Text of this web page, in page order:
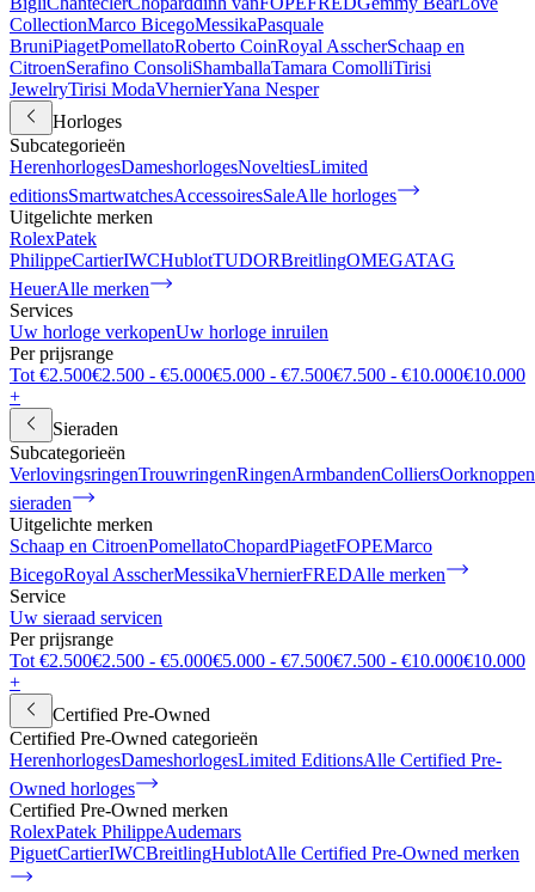
CollectionMarco BicegoMessikaPasquale
BruniPiagetPomellatoRoberto CoinRoyal AsscherSchaap en
CitroenSerafino ConsoliShamballaTamara ComolliTirisi
JewelryTirisi ModaVhernierYana Nesper
Horloges
Subcategorieën
HerenhorlogesDameshorlogesNoveltiesLimited
editionsSmartwatchesAccessoiresSaleAlle horloges
Uitgelichte merken
RolexPatek
PhilippeCartierIWCHublotTUDORBreitlingOMEGATAG
HeuerAlle merken
Services
Uw horloge verkopenUw horloge inruilen
Per prijsrange
Tot €2.500€2.500 - €5.000€5.000 - €7.500€7.500 - €10.000€10.000
+
Sieraden
Subcategorieën
VerlovingsringenTrouwringenRingenArmbandenColliersOorknoppen
sieraden
Uitgelichte merken
Schaap en CitroenPomellatoChopardPiagetFOPEMarco
BicegoRoyal AsscherMessikaVhernierFREDAlle merken
Service
Uw sieraad servicen
Per prijsrange
Tot €2.500€2.500 - €5.000€5.000 - €7.500€7.500 - €10.000€10.000
+
Certified Pre-Owned
Certified Pre-Owned categorieën
HerenhorlogesDameshorlogesLimited EditionsAlle Certified Pre-
Owned horloges
Certified Pre-Owned merken
RolexPatek PhilippeAudemars
PiguetCartierIWCBreitlingHublotAlle Certified Pre-Owned merken